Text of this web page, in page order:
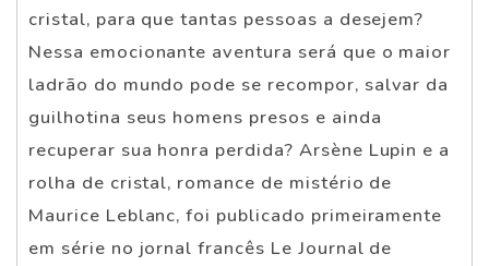
cristal, para que tantas pessoas a desejem?
Nessa emocionante aventura será que o maior
ladrão do mundo pode se recompor, salvar da
guilhotina seus homens presos e ainda
recuperar sua honra perdida? Arsène Lupin e a
rolha de cristal, romance de mistério de
Maurice Leblanc, foi publicado primeiramente
em série no jornal francês Le Journal de